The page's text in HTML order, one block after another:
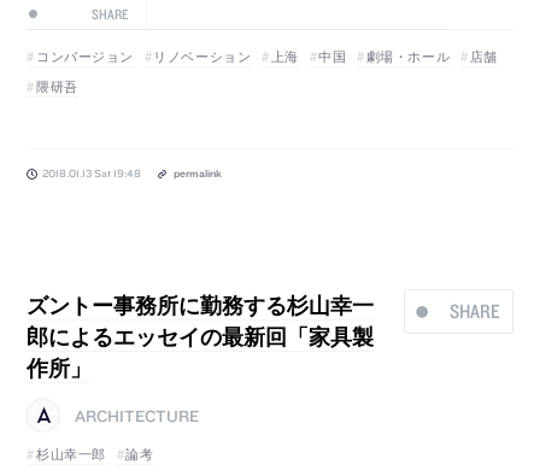
SHARE
コンバージョン リノベーション 上海 中国 劇場・ホール
店舗
隈研吾
2018.01.13 Sat 19:48 permalink
SHARE
ズントー事務所に勤務する杉山幸一
郎によるエッセイの最新回「家具製
作所」
ARCHITECTURE
杉山幸一郎
論考